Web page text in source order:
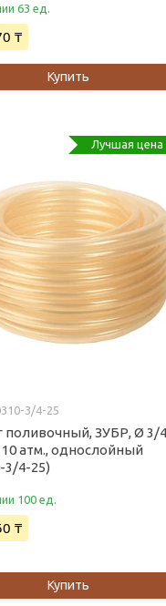
63 ед.
₸
Купить
Лучшая цена
3/4-25
поливочный, ЗУБР, Ø 3/
10 атм., однослойный
3/4-25)
100 ед.
₸
Купить